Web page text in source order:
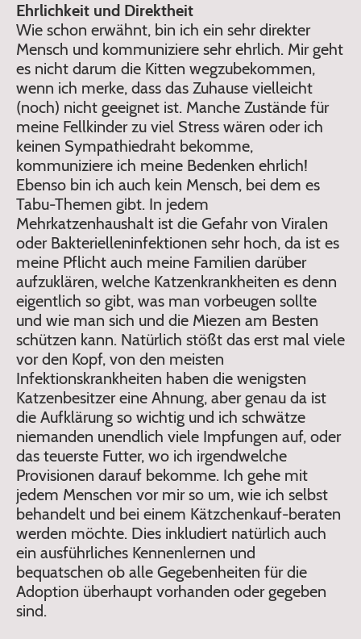
Ehrlichkeit und Direktheit
Wie schon erwähnt, bin ich ein sehr direkter
Mensch und kommuniziere sehr ehrlich. Mir geht
es nicht darum die Kitten wegzubekommen,
wenn ich merke, dass das Zuhause vielleicht
(noch) nicht geeignet ist. Manche Zustände für
meine Fellkinder zu viel Stress wären oder ich
keinen Sympathiedraht bekomme,
kommuniziere ich meine Bedenken ehrlich!
Ebenso bin ich auch kein Mensch, bei dem es
Tabu-Themen gibt. In jedem
Mehrkatzenhaushalt ist die Gefahr von Viralen
oder Bakterielleninfektionen sehr hoch, da ist es
meine Pflicht auch meine Familien darüber
aufzuklären, welche Katzenkrankheiten es denn
eigentlich so gibt, was man vorbeugen sollte
und wie man sich und die Miezen am Besten
schützen kann. Natürlich stößt das erst mal viele
vor den Kopf, von den meisten
Infektionskrankheiten haben die wenigsten
Katzenbesitzer eine Ahnung, aber genau da ist
die Aufklärung so wichtig und ich schwätze
niemanden unendlich viele Impfungen auf, oder
das teuerste Futter, wo ich irgendwelche
Provisionen darauf bekomme. Ich gehe mit
jedem Menschen vor mir so um, wie ich selbst
behandelt und bei einem Kätzchenkauf-beraten
werden möchte. Dies inkludiert natürlich auch
ein ausführliches Kennenlernen und
bequatschen ob alle Gegebenheiten für die
Adoption überhaupt vorhanden oder gegeben
sind.